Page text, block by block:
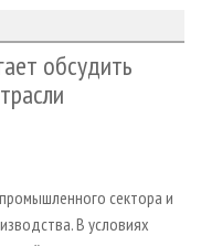
обсудить
сектора и
В условиях